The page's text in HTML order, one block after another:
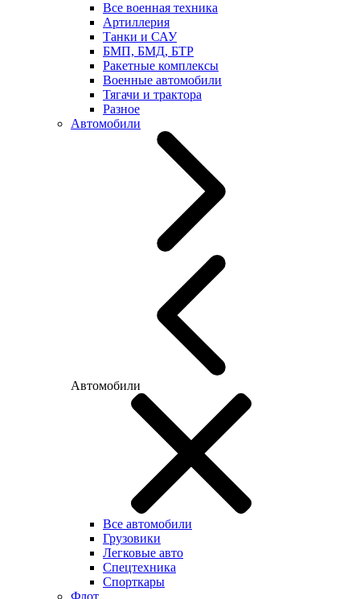
Все военная техника
Артиллерия
Танки и САУ
БМП, БМД, БТР
Ракетные комплексы
Военные автомобили
Тягачи и трактора
Разное
Автомобили
Автомобили
Все автомобили
Грузовики
Легковые авто
Спецтехника
Спорткары
Флот